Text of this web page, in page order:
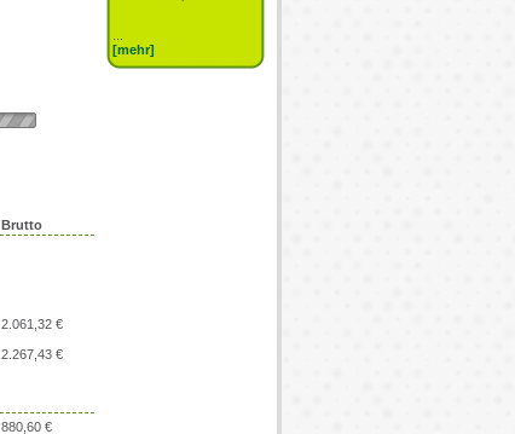
Brutto
2.061,32 €
2.267,43 €
880,60 €
[mehr]